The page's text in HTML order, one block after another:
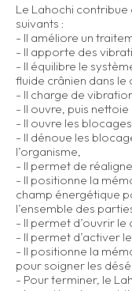
Le Lahochi
suivants :
- Il améliore un
- Il apporte des
- Il équilibre le
fluide crânien dans le
- Il charge de
- Il ouvre, puis nettoie
- Il ouvre les
- Il dénoue les
l’organisme,
- Il permet de
- Il positionne la
champ énergétique
l’ensemble des
- Il permet d’ouvrir le
- Il permet d’activer
- Il positionne la
pour soigner les
- Pour terminer, le